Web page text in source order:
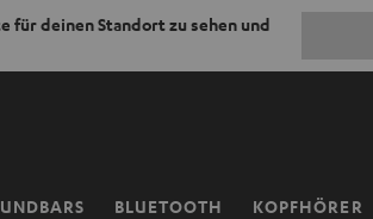
für deinen Standort zu sehen und
BLUETOOTH KOPFHÖRER